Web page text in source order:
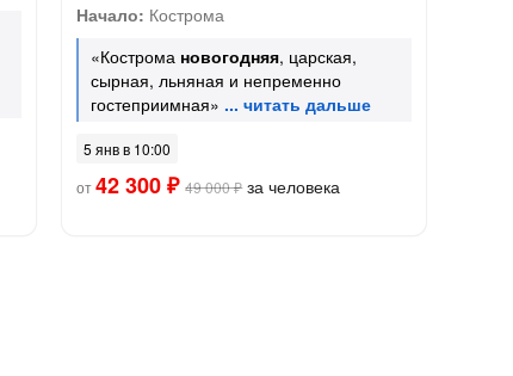
Начало: Кострома
«Кострома новогодняя, царская,
сырная, льняная и непременно
гостеприимная»
5 янв в 10:00
от42 300 ₽ 49 000 ₽за человека